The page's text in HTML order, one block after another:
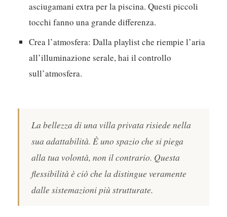
asciugamani extra per la piscina. Questi piccoli
tocchi fanno una grande differenza.
Crea l’atmosfera: Dalla playlist che riempie l’aria
all’illuminazione serale, hai il controllo
sull’atmosfera.
La bellezza di una villa privata risiede nella
sua adattabilità. È uno spazio che si piega
alla tua volontà, non il contrario. Questa
flessibilità è ciò che la distingue veramente
dalle sistemazioni più strutturate.